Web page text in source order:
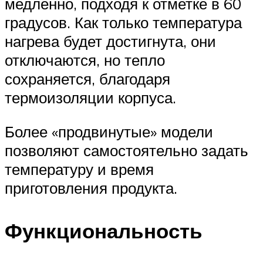
градусов. Как только температура
нагрева будет достигнута, они
отключаются, но тепло
сохраняется, благодаря
термоизоляции корпуса.
Более «продвинутые» модели
позволяют самостоятельно задать
температуру и время
приготовления продукта.
Функциональность